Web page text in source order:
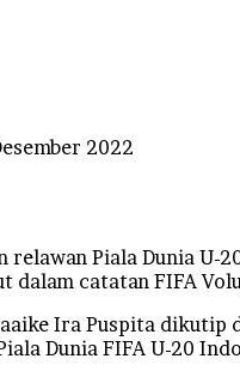
2022
Piala Dunia
dalam catatan FIFA
Ira Puspita dikutip
Dunia FIFA U-20